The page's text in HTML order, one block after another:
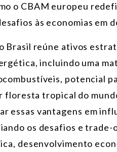
o CBAM europeu
às economias em
Brasil reúne ativos
incluindo uma
potencial
floresta tropical do
essas vantagens em
os desafios e
desenvolvimento